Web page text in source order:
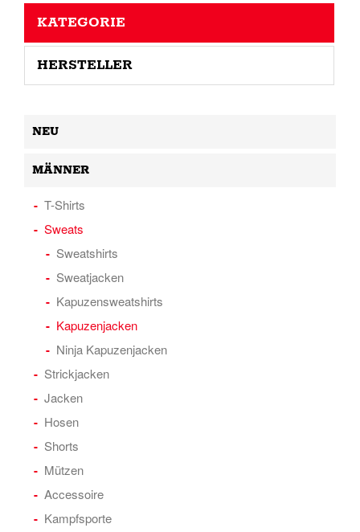
KATEGORIE
HERSTELLER
NEU
MÄNNER
T-Shirts
Sweats
Sweatshirts
Sweatjacken
Kapuzensweatshirts
Kapuzenjacken
Ninja Kapuzenjacken
Strickjacken
Jacken
Hosen
Shorts
Mützen
Accessoire
Kampfsporte